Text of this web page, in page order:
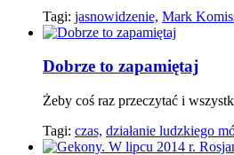
Tagi: jasnowidzenie, Mark
Dobrze to zapamiętaj
Żeby coś raz przeczytać i
Tagi: czas, działanie ludzkiego